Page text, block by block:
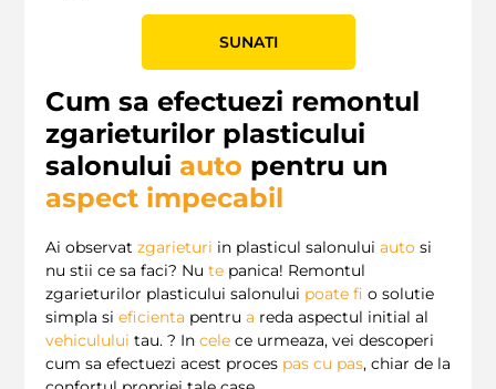
SUNATI
Cum sa efectuezi remontul
zgarieturilor plasticului
salonului auto pentru un
aspect impecabil
Ai observat zgarieturi in plasticul salonului auto si
nu stii ce sa faci? Nu te panica! Remontul
zgarieturilor plasticului salonului poate fi o solutie
simpla si eficienta pentru a reda aspectul initial al
vehiculului tau. ? In cele ce urmeaza, vei descoperi
cum sa efectuezi acest proces pas cu pas, chiar de la